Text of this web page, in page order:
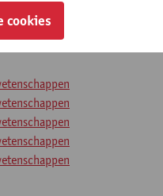
cookies